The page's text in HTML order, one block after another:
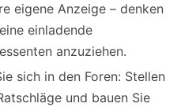
eigene Anzeige – denken
einladende
anzuziehen.
sich in den Foren: Stellen
und bauen Sie